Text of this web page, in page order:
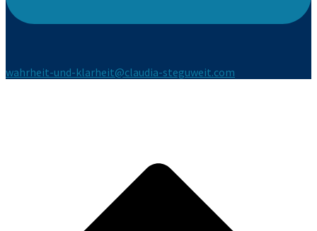
wahrheit-und-klarheit@claudia-steguweit.com